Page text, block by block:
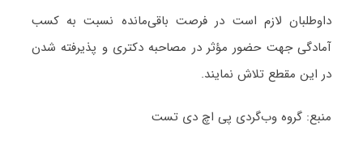
داوطلبان لازم است در فرصت باقی‌مانده نسبت به کسب
آمادگی جهت حضور مؤثر در مصاحبه دکتری و پذیرفته شدن
در این مقطع تلاش نمایند.
منبع: گروه وب‌گردی پی اچ دی تست